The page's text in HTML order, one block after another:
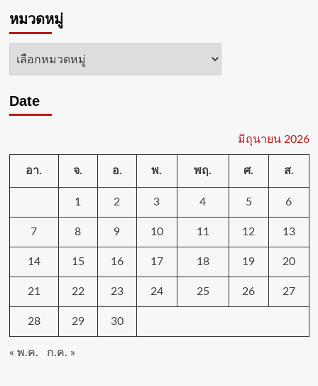
การ
เรียน
นงนุช
พัทยา
เปิด
เวที
กิจ
รม
หมวดหมู่
หมวด
Date
มิถุนายน 2026
อา. จ. อ. พ. พฤ. ศ. ส.
1 2 3 4 5 6
7 8 9 10 11 12 13
14 15 16 17 18 19 20
21 22 23 24 25 26 27
28 29 30
« พ.ค. ก.ค. »